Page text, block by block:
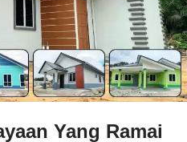
Yang Ramai